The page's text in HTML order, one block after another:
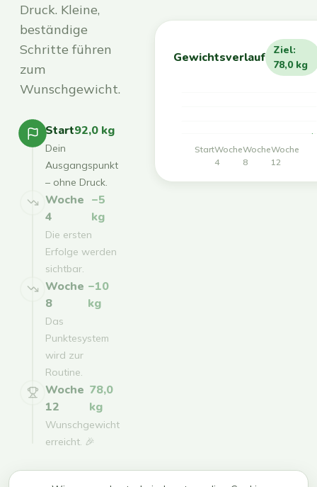
Druck. Kleine,
beständige
Schritte führen
zum
Wunschgewicht.
Start92,0 kg
Dein
Ausgangspunkt
– ohne Druck.
Woche
4
−5
kg
Die ersten
Erfolge werden
sichtbar.
Woche
8
−10
kg
Das
Punktesystem
wird zur
Routine.
Woche
12
78,0
kg
Wunschgewicht
erreicht. 🎉
Gewichtsverlauf
Ziel:
78,0 kg
StartWoche
4
Woche
8
Woche
12